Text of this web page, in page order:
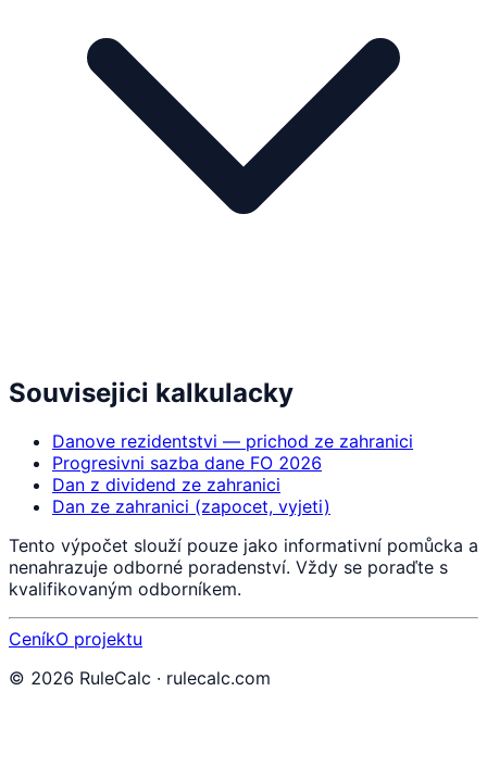
Souvisejici kalkulacky
Danove rezidentstvi — prichod ze zahranici
Progresivni sazba dane FO 2026
Dan z dividend ze zahranici
Dan ze zahranici (zapocet, vyjeti)
Tento výpočet slouží pouze jako informativní pomůcka a
nenahrazuje odborné poradenství. Vždy se poraďte s
kvalifikovaným odborníkem.
CeníkO projektu
© 2026 RuleCalc · rulecalc.com